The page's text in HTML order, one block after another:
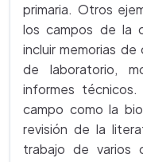
primaria. Otros
los campos de la
incluir memorias
de laboratorio,
informes
campo como la
revisión de la
trabajo de varios